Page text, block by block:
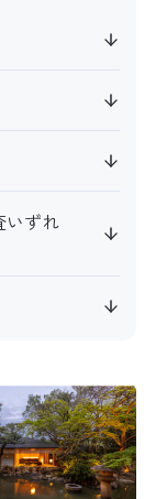
いずれ